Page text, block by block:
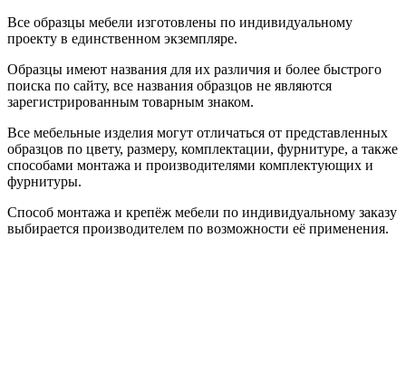
Все образцы мебели изготовлены по индивидуальному
проекту в единственном экземпляре.
Образцы имеют названия для их различия и более быстрого
поиска по сайту, все названия образцов не являются
зарегистрированным товарным знаком.
Все мебельные изделия могут отличаться от представленных
образцов по цвету, размеру, комплектации, фурнитуре, а также
способами монтажа и производителями комплектующих и
фурнитуры.
Способ монтажа и крепёж мебели по индивидуальному заказу
выбирается производителем по возможности её применения.